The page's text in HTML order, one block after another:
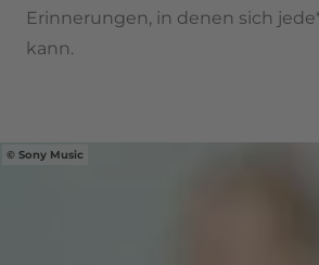
Erinnerungen, in denen sich
kann.
Sony Music